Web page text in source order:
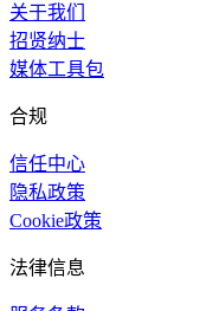
关于我们
招贤纳士
媒体工具包
合规
信任中心
隐私政策
Cookie政策
法律信息